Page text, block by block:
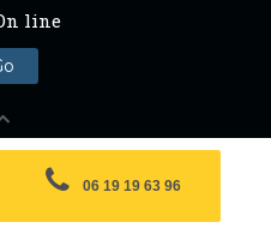
06 19 19 63 96